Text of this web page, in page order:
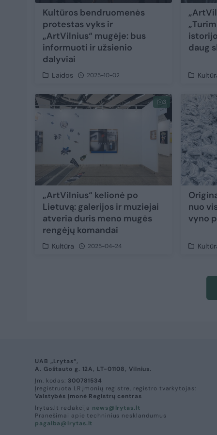
Kultūros bendruomenės
protestas vyks ir
„ArtVilnius“ mugėje: bus
informuoti ir užsienio
dalyviai
Laidos 2025-10-02
daug
3
„ArtVilnius“ kelionė po
Lietuvą: galerijos ir muziejai
atveria duris meno mugės
rengėjų komandai
Kultūra 2025-04-24
nuo
vyno
UAB „Lrytas“,
A. Goštauto g. 12A, LT-01108, Vilnius.
Įm. kodas: 300781534
Įregistruota LR įmonių registre, registro tvarkytojas:
Valstybės įmonė Registrų centras
lrytas.lt redakcija news@lrytas.lt
Pranešimai apie techninius nesklandumus
pagalba@lrytas.lt